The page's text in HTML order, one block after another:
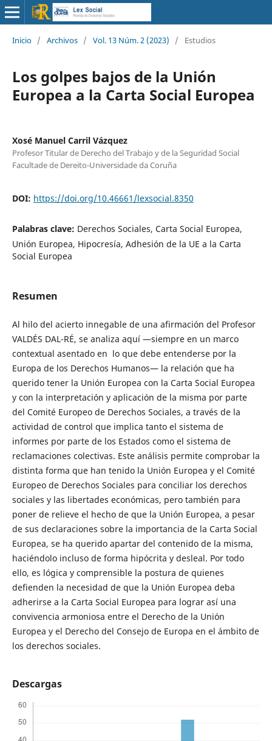
Inicio / Archivos / Vol. 13 Núm. 2 (2023) / Estudios
Los golpes bajos de la Unión
Europea a la Carta Social Europea
Xosé Manuel Carril Vázquez
Profesor Titular de Derecho del Trabajo y de la Seguridad Social
Facultade de Dereito-Universidade da Coruña
DOI: https://doi.org/10.46661/lexsocial.8350
Palabras clave: Derechos Sociales, Carta Social Europea,
Unión Europea, Hipocresía, Adhesión de la UE a la Carta
Social Europea
Resumen
Al hilo del acierto innegable de una afirmación del Profesor
VALDÉS DAL-RÉ, se analiza aquí —siempre en un marco
contextual asentado en lo que debe entenderse por la
Europa de los Derechos Humanos— la relación que ha
querido tener la Unión Europea con la Carta Social Europea
y con la interpretación y aplicación de la misma por parte
del Comité Europeo de Derechos Sociales, a través de la
actividad de control que implica tanto el sistema de
informes por parte de los Estados como el sistema de
reclamaciones colectivas. Este análisis permite comprobar la
distinta forma que han tenido la Unión Europea y el Comité
Europeo de Derechos Sociales para conciliar los derechos
sociales y las libertades económicas, pero también para
poner de relieve el hecho de que la Unión Europea, a pesar
de sus declaraciones sobre la importancia de la Carta Social
Europea, se ha querido apartar del contenido de la misma,
haciéndolo incluso de forma hipócrita y desleal. Por todo
ello, es lógica y comprensible la postura de quienes
defienden la necesidad de que la Unión Europea deba
adherirse a la Carta Social Europea para lograr así una
convivencia armoniosa entre el Derecho de la Unión
Europea y el Derecho del Consejo de Europa en el ámbito de
los derechos sociales.
Descargas